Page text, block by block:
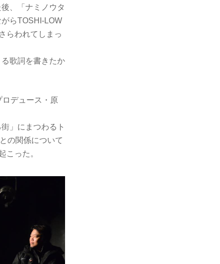
、「ナミノウタ
らTOSHI-LOW
らわれてしまっ
歌詞を書きたか
デュース・原
」にまつわるト
の関係について
こった。